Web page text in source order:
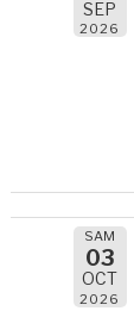
SEP
2026
SAM
03
OCT
2026